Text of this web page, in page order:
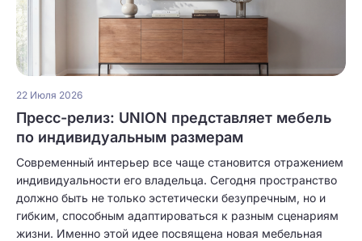
22 Июля 2026
Пресс-релиз: UNION представляет мебель
по индивидуальным размерам
Современный интерьер все чаще становится отражением
индивидуальности его владельца. Сегодня пространство
должно быть не только эстетически безупречным, но и
гибким, способным адаптироваться к разным сценариям
жизни. Именно этой идее посвящена новая мебельная